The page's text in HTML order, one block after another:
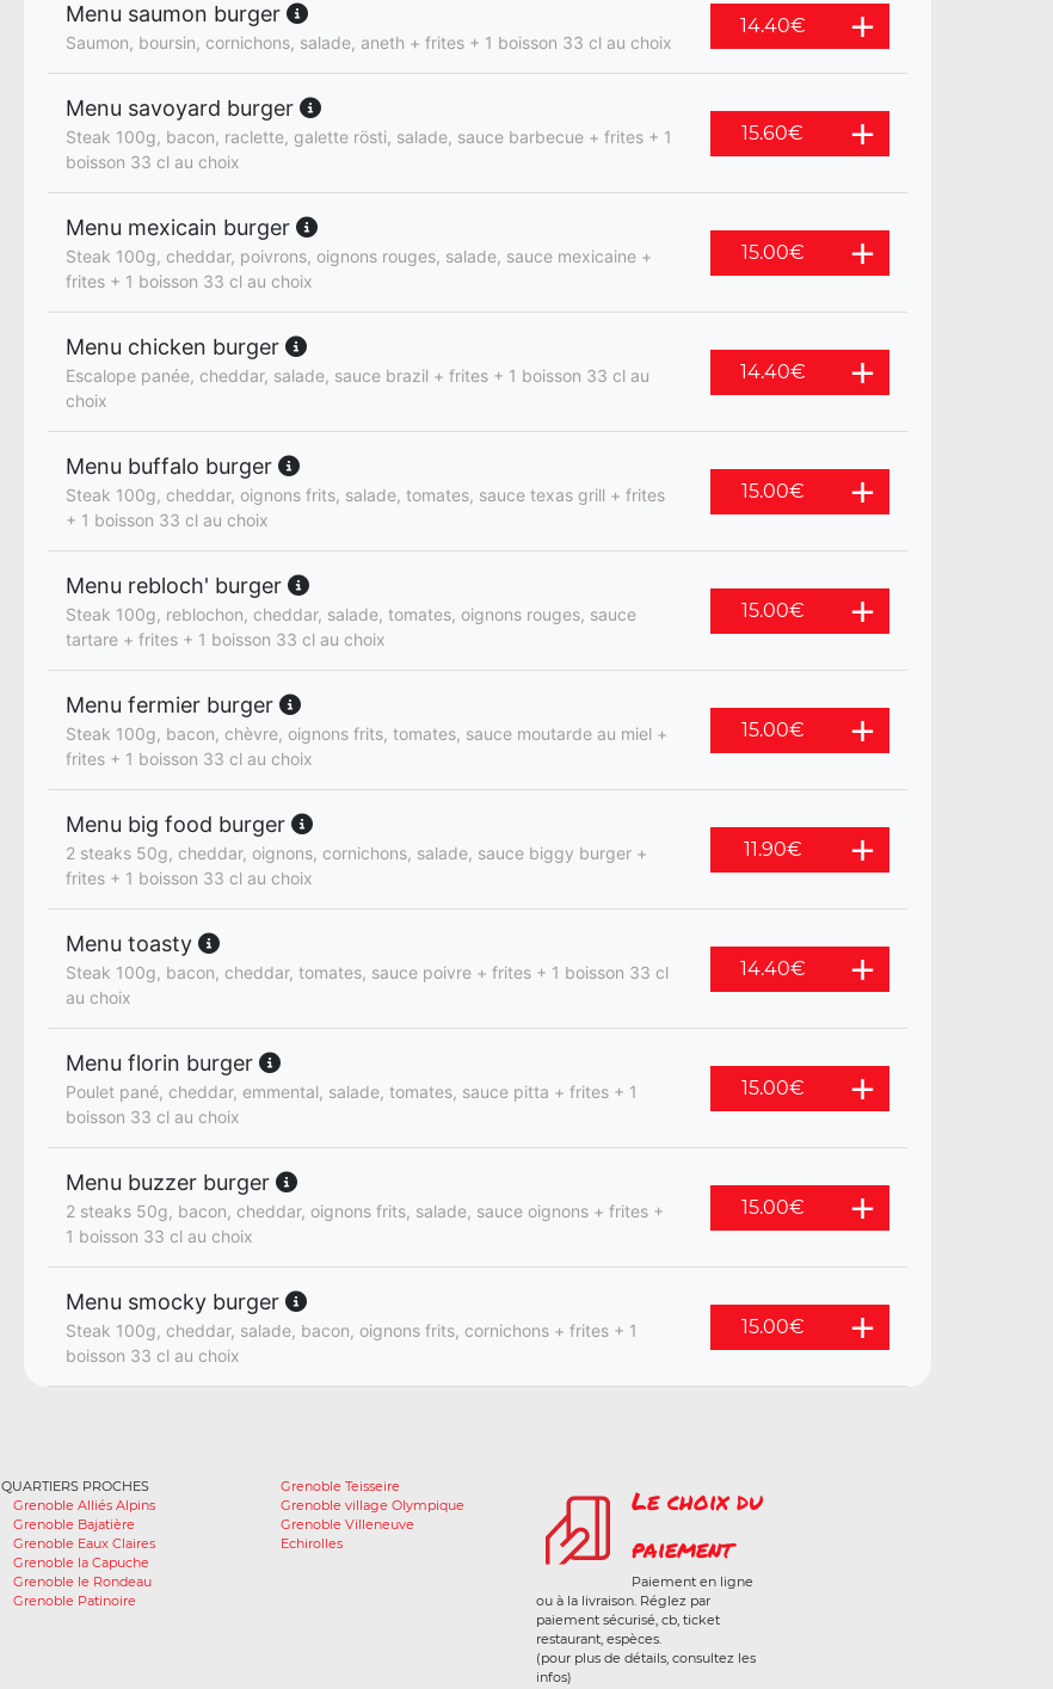
Menu saumon burger
Saumon, boursin, cornichons, salade, aneth + frites + 1 boisson 33 cl au choix
14.40€
Menu savoyard burger
Steak 100g, bacon, raclette, galette rösti, salade, sauce barbecue + frites + 1
boisson 33 cl au choix
15.60€
Menu mexicain burger
Steak 100g, cheddar, poivrons, oignons rouges, salade, sauce mexicaine +
frites + 1 boisson 33 cl au choix
15.00€
Menu chicken burger
Escalope panée, cheddar, salade, sauce brazil + frites + 1 boisson 33 cl au
choix
14.40€
Menu buffalo burger
Steak 100g, cheddar, oignons frits, salade, tomates, sauce texas grill + frites
+ 1 boisson 33 cl au choix
15.00€
Menu rebloch' burger
Steak 100g, reblochon, cheddar, salade, tomates, oignons rouges, sauce
tartare + frites + 1 boisson 33 cl au choix
15.00€
Menu fermier burger
Steak 100g, bacon, chèvre, oignons frits, tomates, sauce moutarde au miel +
frites + 1 boisson 33 cl au choix
15.00€
Menu big food burger
2 steaks 50g, cheddar, oignons, cornichons, salade, sauce biggy burger +
frites + 1 boisson 33 cl au choix
11.90€
Menu toasty
Steak 100g, bacon, cheddar, tomates, sauce poivre + frites + 1 boisson 33 cl
au choix
14.40€
Menu florin burger
Poulet pané, cheddar, emmental, salade, tomates, sauce pitta + frites + 1
boisson 33 cl au choix
15.00€
Menu buzzer burger
2 steaks 50g, bacon, cheddar, oignons frits, salade, sauce oignons + frites +
1 boisson 33 cl au choix
15.00€
Menu smocky burger
Steak 100g, cheddar, salade, bacon, oignons frits, cornichons + frites + 1
boisson 33 cl au choix
15.00€
QUARTIERS PROCHES
Grenoble Alliés Alpins
Grenoble Bajatière
Grenoble Eaux Claires
Grenoble la Capuche
Grenoble le Rondeau
Grenoble Patinoire
Grenoble Teisseire
Grenoble village Olympique
Grenoble Villeneuve
Echirolles
Le choix du
paiement
Paiement en ligne
ou à la livraison. Réglez par
paiement sécurisé, cb, ticket
restaurant, espèces.
(pour plus de détails, consultez les
infos)